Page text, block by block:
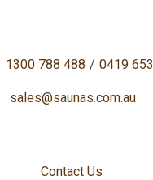
1300 788 488 / 0419
sales@saunas.com.au
Contact Us